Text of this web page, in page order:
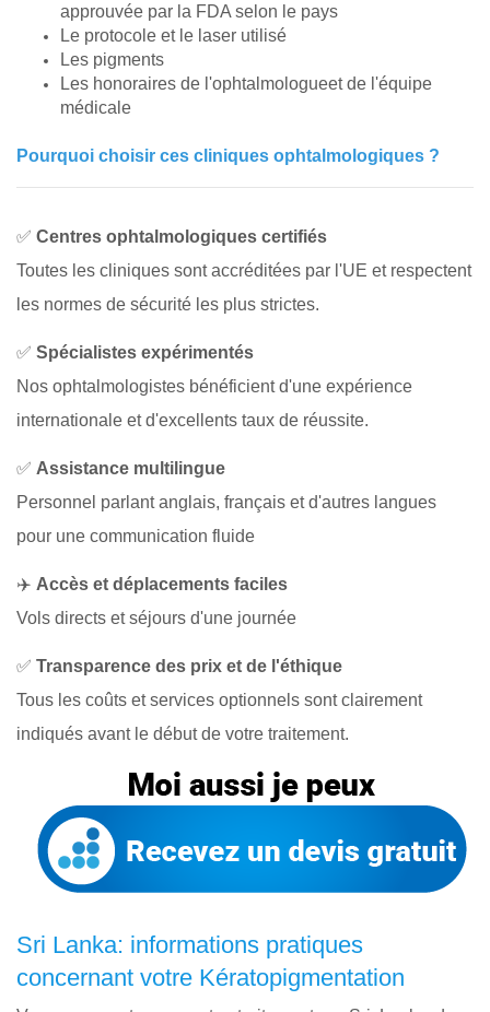
approuvée par la FDA selon le pays
Le protocole et le laser utilisé
Les pigments
Les honoraires de l'ophtalmologueet de l'équipe
médicale
Pourquoi choisir ces cliniques ophtalmologiques ?
✅ Centres ophtalmologiques certifiés
Toutes les cliniques sont accréditées par l'UE et respectent
les normes de sécurité les plus strictes.
✅ Spécialistes expérimentés
Nos ophtalmologistes bénéficient d'une expérience
internationale et d'excellents taux de réussite.
✅ Assistance multilingue
Personnel parlant anglais, français et d'autres langues
pour une communication fluide
✈️ Accès et déplacements faciles
Vols directs et séjours d'une journée
✅ Transparence des prix et de l'éthique
Tous les coûts et services optionnels sont clairement
indiqués avant le début de votre traitement.
Sri Lanka: informations pratiques
concernant votre Kératopigmentation